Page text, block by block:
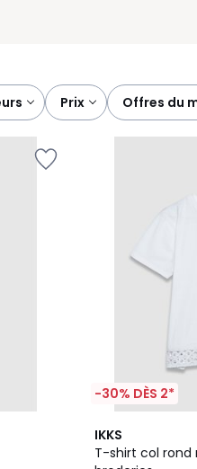
prix offres du
-30% DÈS 2*
IKKS
T-shirt col